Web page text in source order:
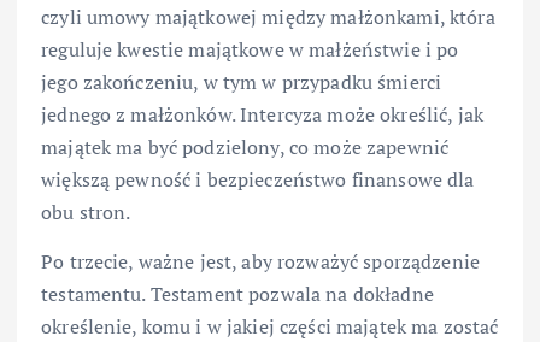
czyli umowy majątkowej między małżonkami, która
reguluje kwestie majątkowe w małżeństwie i po
jego zakończeniu, w tym w przypadku śmierci
jednego z małżonków. Intercyza może określić, jak
majątek ma być podzielony, co może zapewnić
większą pewność i bezpieczeństwo finansowe dla
obu stron.
Po trzecie, ważne jest, aby rozważyć sporządzenie
testamentu. Testament pozwala na dokładne
określenie, komu i w jakiej części majątek ma zostać